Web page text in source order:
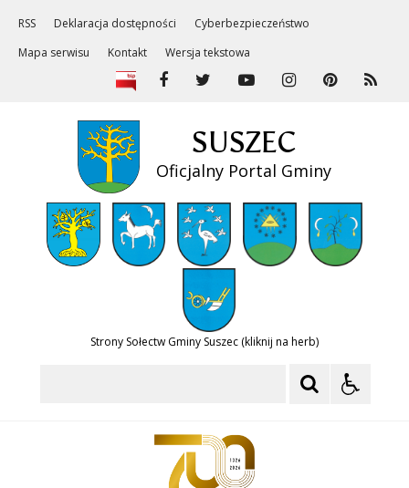
RSS Deklaracja dostępności
Cyberbezpieczeństwo
Mapa serwisu
Kontakt Wersja tekstowa
SUSZEC
Oficjalny Portal Gminy
Strony Sołectw Gminy Suszec (kliknij na herb)